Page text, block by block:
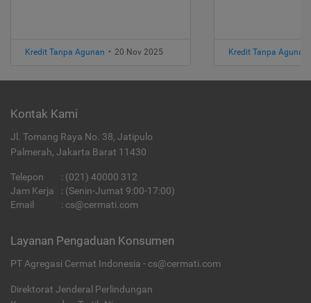
Kredit Tanpa Agunan • 20 Nov 2025 Kredit Tanpa Agunan
Kontak Kami
Jl. Tomang Raya No. 38, Jatipulo
Palmerah, Jakarta Barat 11430
Telepon : (021) 40000 312
Jam Kerja
: (Senin-Jumat 9:00-17:00)
Email
: cs@cermati.com
Layanan Pengaduan Konsumen
PT Agregasi Cermat Indonesia - cs@cermati.com
Direktorat Jenderal Perlindungan